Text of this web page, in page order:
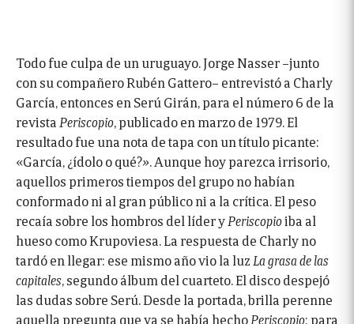
Todo fue culpa de un uruguayo. Jorge Nasser –junto
con su compañero Rubén Gattero– entrevistó a Charly
García, entonces en Serú Girán, para el número 6 de la
revista Periscopio , publicado en marzo de 1979. El
resultado fue una nota de tapa con un título picante:
«García, ¿ídolo o qué?» . Aunque hoy parezca irrisorio,
aquellos primeros tiempos del grupo no habían
conformado ni al gran público ni a la crítica. El peso
recaía sobre los hombros del líder yPeriscopioiba al
hueso como Krupoviesa. La respuesta de Charly no
tardó en llegar: ese mismo año vio la luz La grasa de las
capitales , segundo álbum del cuarteto. El disco despejó
las dudas sobre Serú. Desde la portada, brilla perenne
aquella pregunta que ya se había hechoPeriscopio: para